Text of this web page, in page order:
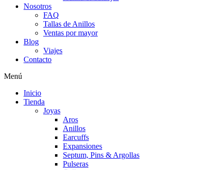
Nosotros
FAQ
Tallas de Anillos
Ventas por mayor
Blog
Viajes
Contacto
Menú
Inicio
Tienda
Joyas
Aros
Anillos
Earcuffs
Expansiones
Septum, Pins & Argollas
Pulseras